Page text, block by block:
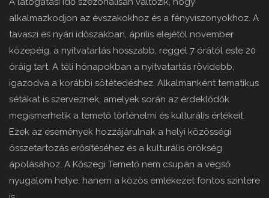
alkalmazkodjon az évszakokhoz és a fényviszonyokhoz. A
tavaszi és nyári időszakban, április elejétől november
közepéig, a nyitvatartás hosszabb, reggel 7 órától este 20
óráig tart. A téli hónapokban a nyitvatartás rövidebb,
igazodva a korábbi sötétedéshez. Alkalmanként tematikus
sétákat is szerveznek, amelyek során az érdeklődők
megismerhetik a temető történelmi és kulturális értékeit.
Ezek az események hozzájárulnak a helyi közösségi
összetartozás erősítéséhez és a kulturális örökség
ápolásához. A Kőszegi Temető nem csupán a végső
nyugalom helye, hanem a közös emlékezet fontos színtere